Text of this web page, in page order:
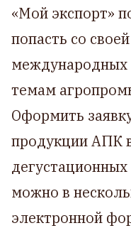
«Мой экспорт»
попасть со
международных
темам
Оформить
продукции АПК
можно в
электронной